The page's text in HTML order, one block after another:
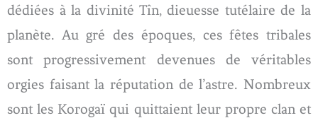
dédiées à la divinité Tîn, dieuesse tutélaire de la
planète. Au gré des époques, ces fêtes tribales
sont progressivement devenues de véritables
orgies faisant la réputation de l’astre. Nombreux
sont les Korogaï qui quittaient leur propre clan et